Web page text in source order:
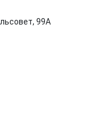
99А